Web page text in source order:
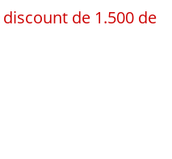
de 1.500 de